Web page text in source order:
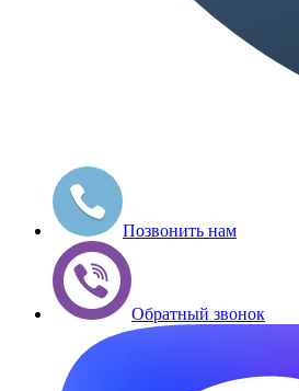
Позвонить нам
Обратный звонок